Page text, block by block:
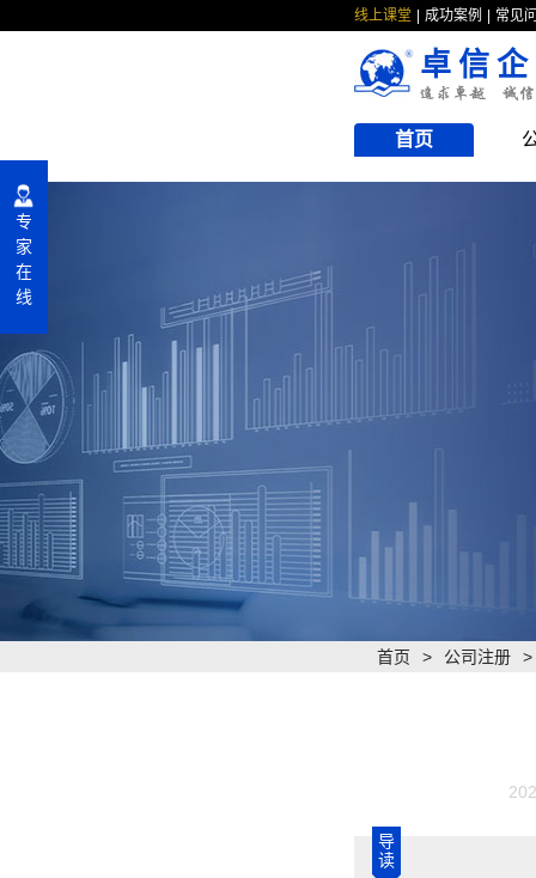
线上课堂 成功案例 常见
卓信
首页
首页 > 公司注册 >
导
读
专
家
在
线